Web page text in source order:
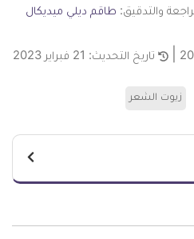
والتدقيق: طاقم ديلي ميديكال
تاريخ التحديث: 21 فبراير 2023
زيوت الشعر